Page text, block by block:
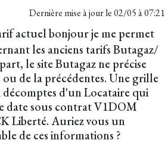
Dernière mise à jour le02/05 à 07:21
actuel bonjour je me permet
les anciens tarifs Butagaz/
le site Butagaz ne précise
ou de la précédentes. Une grille
décomptes d'un Locataire qui
date sous contrat V1DOM
Liberté. Auriez vous un
de ces informations ?